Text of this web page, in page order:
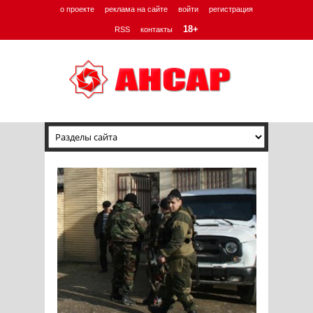
о проекте реклама на сайте войти регистрация
RSS контакты 18+